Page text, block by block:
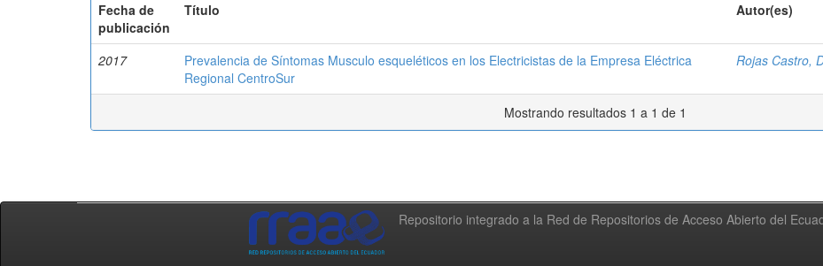
Fecha de
publicación
Título Autor(es)
2017
Prevalencia de Síntomas Musculo esqueléticos en los Electricistas de la Empresa Eléctrica
Regional CentroSur
Rojas Castro,
Mostrando resultados 1 a 1 de 1
Repositorio integrado a la Red de Repositorios de Acceso Abierto del